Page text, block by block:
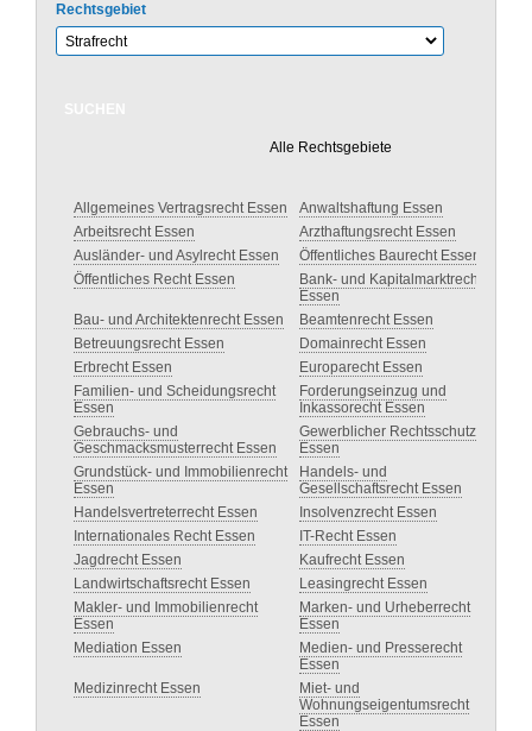
Rechtsgebiet
Alle Rechtsgebiete
Allgemeines Vertragsrecht Essen
Anwaltshaftung Essen
Arbeitsrecht Essen
Arzthaftungsrecht Essen
Ausländer- und Asylrecht Essen
Öffentliches Baurecht Essen
Öffentliches Recht Essen
Bank- und Kapitalmarktrecht
Essen
Bau- und Architektenrecht Essen
Beamtenrecht Essen
Betreuungsrecht Essen
Domainrecht Essen
Erbrecht Essen
Europarecht Essen
Familien- und Scheidungsrecht
Essen
Forderungseinzug und
Inkassorecht Essen
Gebrauchs- und
Geschmacksmusterrecht Essen
Gewerblicher Rechtsschutz
Essen
Grundstück- und Immobilienrecht
Essen
Handels- und
Gesellschaftsrecht Essen
Handelsvertreterrecht Essen
Insolvenzrecht Essen
Internationales Recht Essen
IT-Recht Essen
Jagdrecht Essen
Kaufrecht Essen
Landwirtschaftsrecht Essen
Leasingrecht Essen
Makler- und Immobilienrecht
Essen
Marken- und Urheberrecht
Essen
Mediation Essen
Medien- und Presserecht
Essen
Medizinrecht Essen
Miet- und
Wohnungseigentumsrecht
Essen